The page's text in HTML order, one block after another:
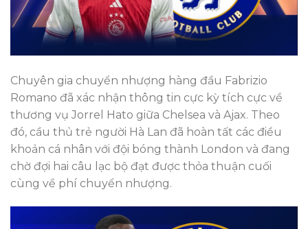
Chuyên gia chuyển nhượng hàng đầu Fabrizio
Romano đã xác nhận thông tin cực kỳ tích cực về
thương vụ Jorrel Hato giữa Chelsea và Ajax. Theo
đó, cầu thủ trẻ người Hà Lan đã hoàn tất các điều
khoản cá nhân với đội bóng thành London và đang
chờ đợi hai câu lạc bộ đạt được thỏa thuận cuối
cùng về phí chuyển nhượng.